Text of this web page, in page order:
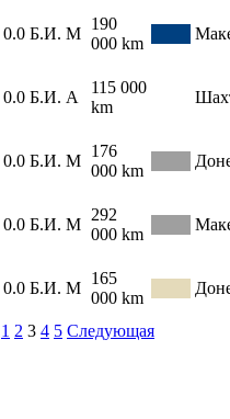
0.0 Б.И. М
190
000 km
0.0 Б.И. А
115 000
km
0.0 Б.И. М
176
000 km
0.0 Б.И. М
292
000 km
0.0 Б.И. М
165
000 km
1 2 3 4 5 Следующая